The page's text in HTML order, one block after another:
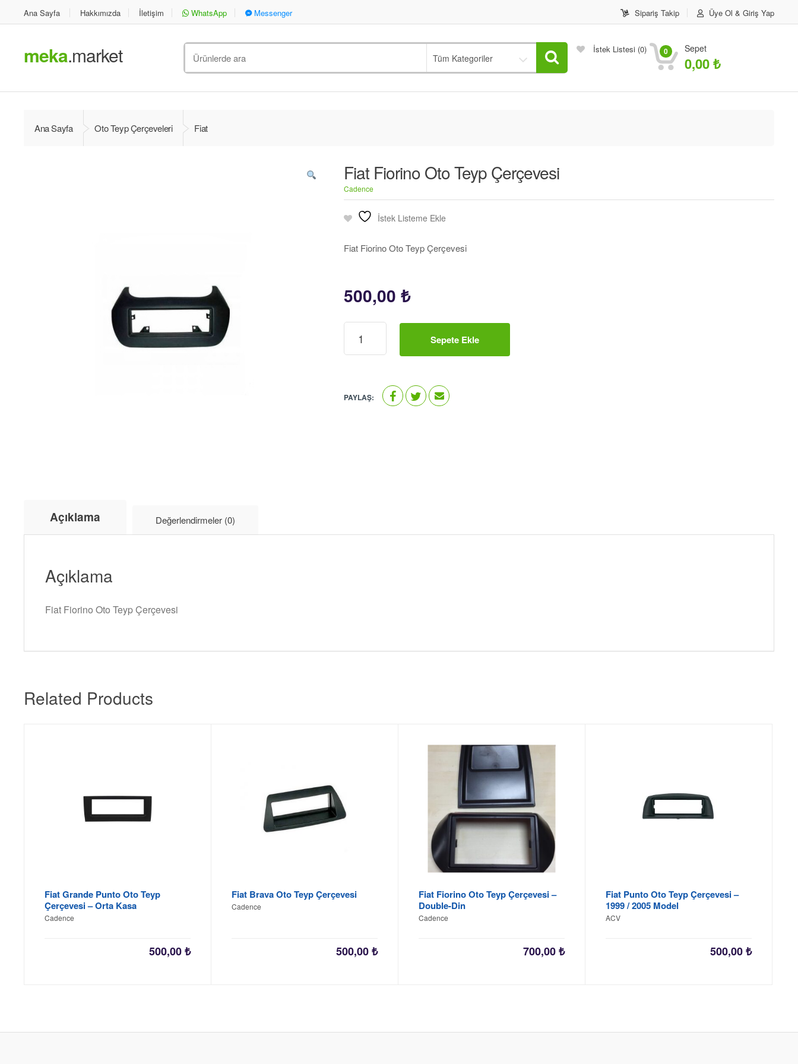
Ana Sayfa Hakkımızda İletişim WhatsApp Messenger Sipariş Takip Üye Ol & Giriş Yap
meka.market Tüm Kategoriler
İstek Listesi (0) 0 Sepet
0,00₺
Ana Sayfa Oto Teyp Çerçeveleri Fiat
Fiat Fiorino Oto Teyp Çerçevesi
Cadence
İstek Listeme Ekle
Fiat Fiorino Oto Teyp Çerçevesi
500,00₺
Fiat
Fiorino
Oto
Sepete Ekle
PAYLAŞ:
Açıklama Değerlendirmeler (0)
Açıklama
Fiat Fiorino Oto Teyp Çerçevesi
Related Products
Fiat Grande Punto Oto Teyp
Çerçevesi – Orta Kasa
Cadence
500,00₺
Fiat Brava Oto Teyp Çerçevesi
Cadence
500,00₺
Fiat Fiorino Oto Teyp Çerçevesi –
Double-Din
Cadence
700,00₺
Fiat Punto Oto Teyp Çerçevesi –
1999 / 2005 Model
ACV
500,00₺